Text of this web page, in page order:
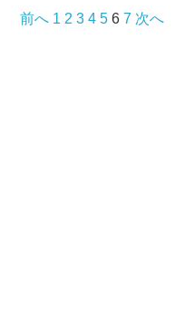
前へ 1 2 3 4 5 6 7 次へ